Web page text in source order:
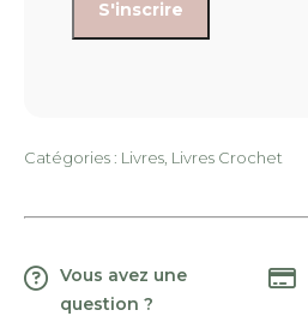
Catégories : Livres Livres Crochet
Vous avez une
question ?